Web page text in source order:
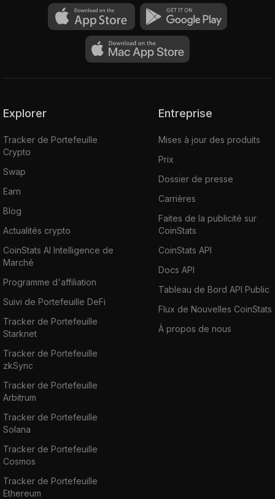
Explorer
Tracker de Portefeuille
Crypto
Swap
Earn
Blog
Actualités crypto
CoinStats AI Intelligence de
Marché
Programme d'affiliation
Suivi de Portefeuille DeFi
Tracker de Portefeuille
Starknet
Tracker de Portefeuille
zkSync
Tracker de Portefeuille
Arbitrum
Tracker de Portefeuille
Solana
Tracker de Portefeuille
Cosmos
Tracker de Portefeuille
Ethereum
Entreprise
Mises à jour des produits
Prix
Dossier de presse
Carrières
Faites de la publicité sur
CoinStats
CoinStats API
Docs API
Tableau de Bord API Public
Flux de Nouvelles CoinStats
À propos de nous